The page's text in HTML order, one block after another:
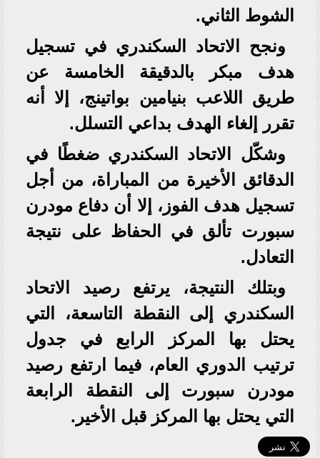
الشوط الثاني.
ونجح الاتحاد السكندري في تسجيل
هدف مبكر بالدقيقة الخامسة عن
طريق اللاعب بنيامين بواتينج، إلا أنه
تقرر إلغاء الهدف بداعي التسلل.
وشكّل الاتحاد السكندري ضغطًا في
الدقائق الأخيرة من المباراة، من أجل
تسجيل هدف الفوز، إلا أن دفاع مودرن
سبورت تألق في الحفاظ على نتيجة
التعادل.
وبتلك النتيجة، يرتفع رصيد الاتحاد
السكندري إلى النقطة التاسعة، التي
يحتل بها المركز الرابع في جدول
ترتيب الدوري العام، فيما ارتفع رصيد
مودرن سبورت إلى النقطة الرابعة
التي يحتل بها المركز قبل الأخير.